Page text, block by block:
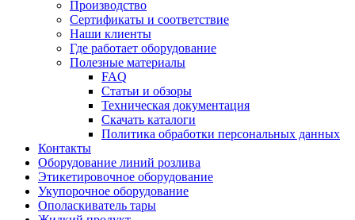
Производство
Сертификаты и соответствие
Наши клиенты
Где работает оборудование
Полезные материалы
FAQ
Статьи и обзоры
Техническая документация
Скачать каталоги
Политика обработки персональных данных
Контакты
Оборудование линий розлива
Этикетировочное оборудование
Укупорочное оборудование
Ополаскиватель тары